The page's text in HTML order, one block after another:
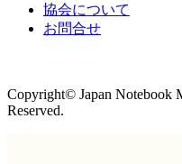
協会について
お問合せ
Copyright© Japan Notebook
Reserved.